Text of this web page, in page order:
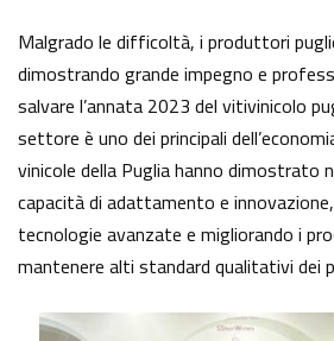
Malgrado le difficoltà, i produttori
dimostrando grande impegno e
salvare l’annata 2023 del vitivinicolo
settore è uno dei principali
vinicole della Puglia hanno dimostrato
capacità di adattamento e
tecnologie avanzate e migliorando i
mantenere alti standard qualitativi dei